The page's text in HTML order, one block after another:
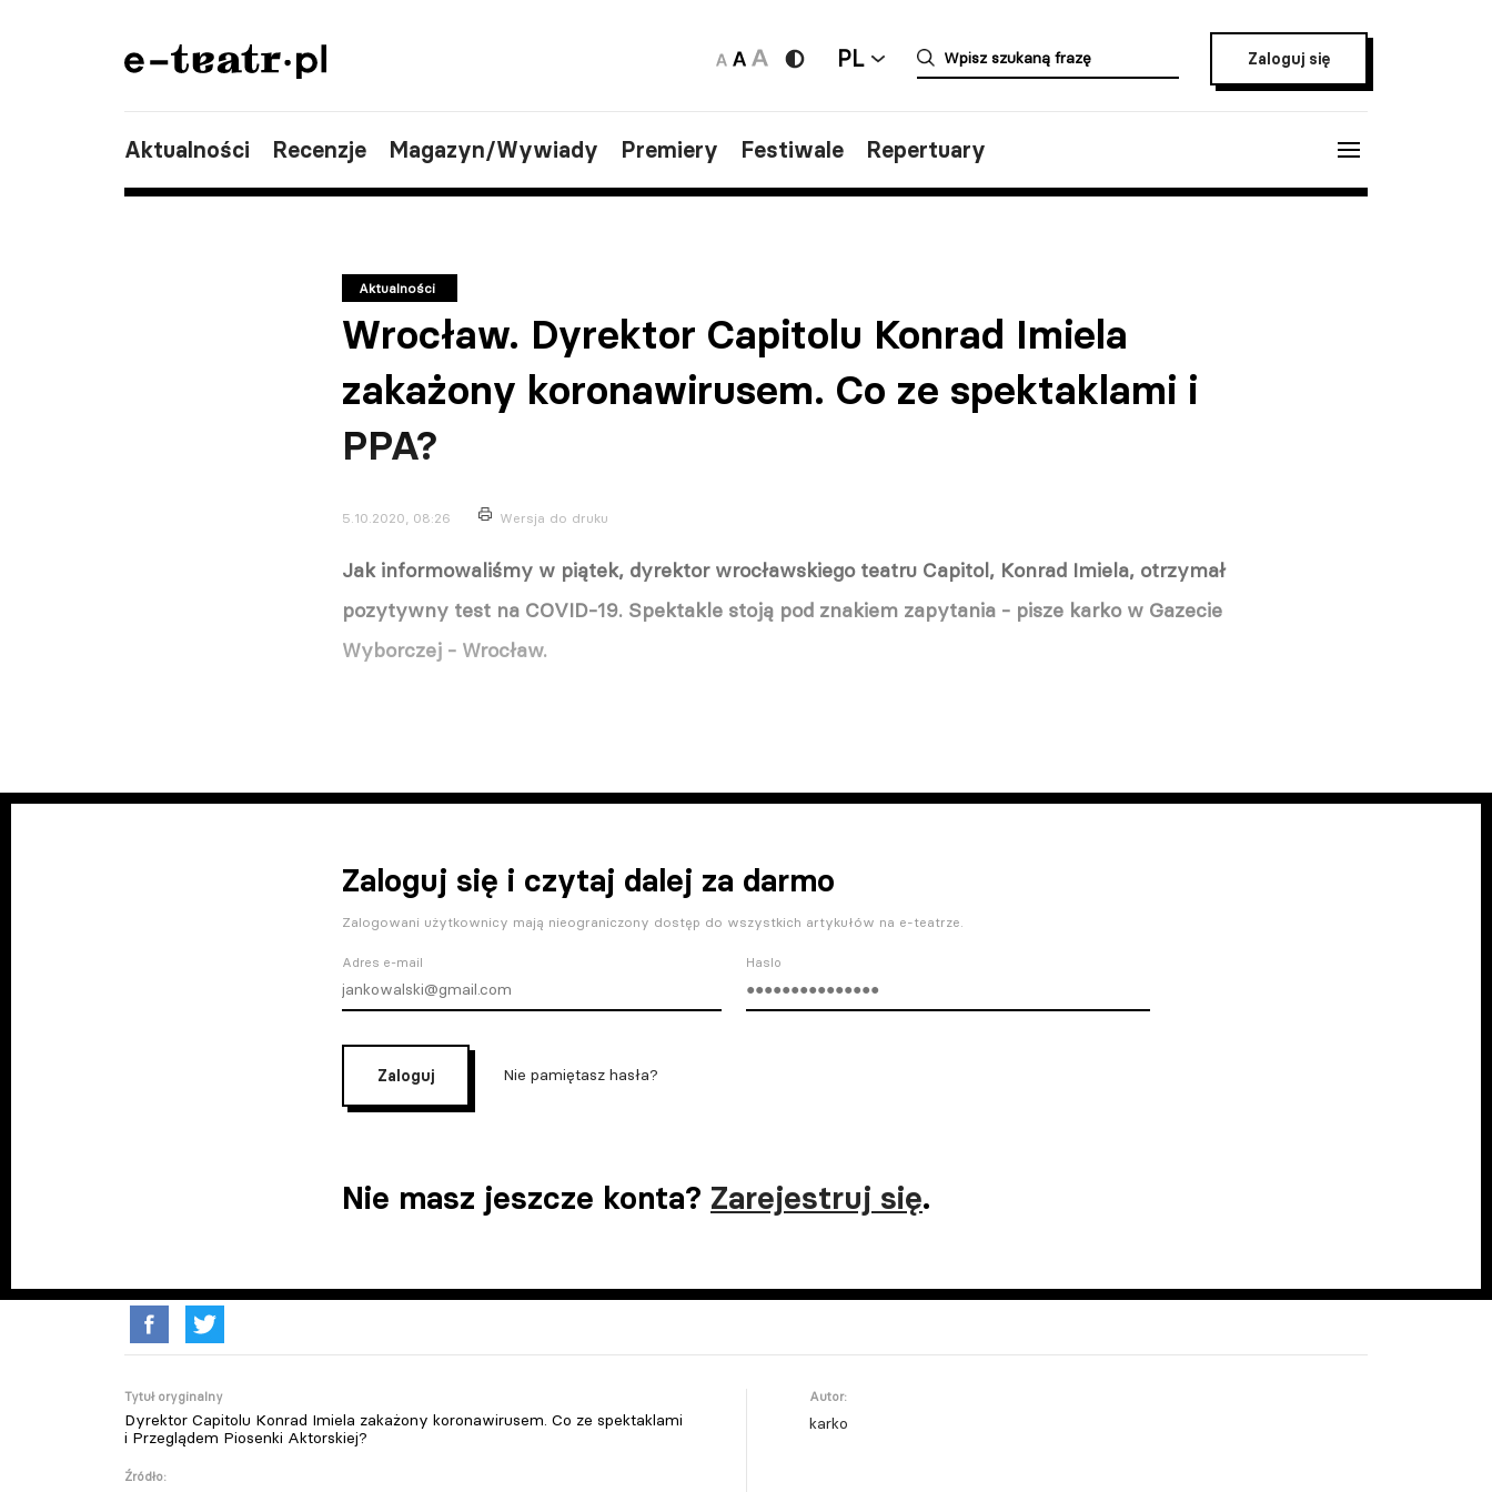
PL Zaloguj się
Aktualności Recenzje Magazyn/Wywiady Premiery Festiwale Repertuary
Aktualności
Wrocław. Dyrektor Capitolu Konrad Imiela
zakażony koronawirusem. Co ze spektaklami i
PPA?
5.10.2020, 08:26 Wersja do druku
Jak informowaliśmy w piątek, dyrektor wrocławskiego teatru Capitol, Konrad Imiela, otrzymał
pozytywny test na COVID-19. Spektakle stoją pod znakiem zapytania - pisze karko w Gazecie
Wyborczej - Wrocław.
Zaloguj się i czytaj dalej za darmo
Zalogowani użytkownicy mają nieograniczony dostęp do wszystkich artykułów na e-teatrze.
Adres e-mail Haslo
Zaloguj Nie pamiętasz hasła?
Nie masz jeszcze konta? Zarejestruj się.
Tytuł oryginalny
Dyrektor Capitolu Konrad Imiela zakażony koronawirusem. Co ze spektaklami
i Przeglądem Piosenki Aktorskiej?
Źródło:
Autor:
karko